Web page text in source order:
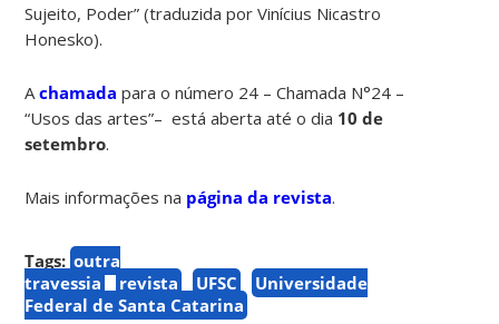
Sujeito, Poder” (traduzida por Vinícius Nicastro
Honesko).
Achamada para o número 24 – Chamada N°24 –
“Usos das artes”– está aberta até o dia 10 de
setembro.
Mais informações na página da revista.
Tags: outra
travessia
revista UFSC
Universidade
Federal de Santa Catarina